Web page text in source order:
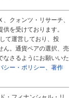
クォンツ・リサーチ、
を受けております。
て運営しており、投
ん。通貨ペアの選択、売
なさるようにお願いいた
シー・ポリシー、著作